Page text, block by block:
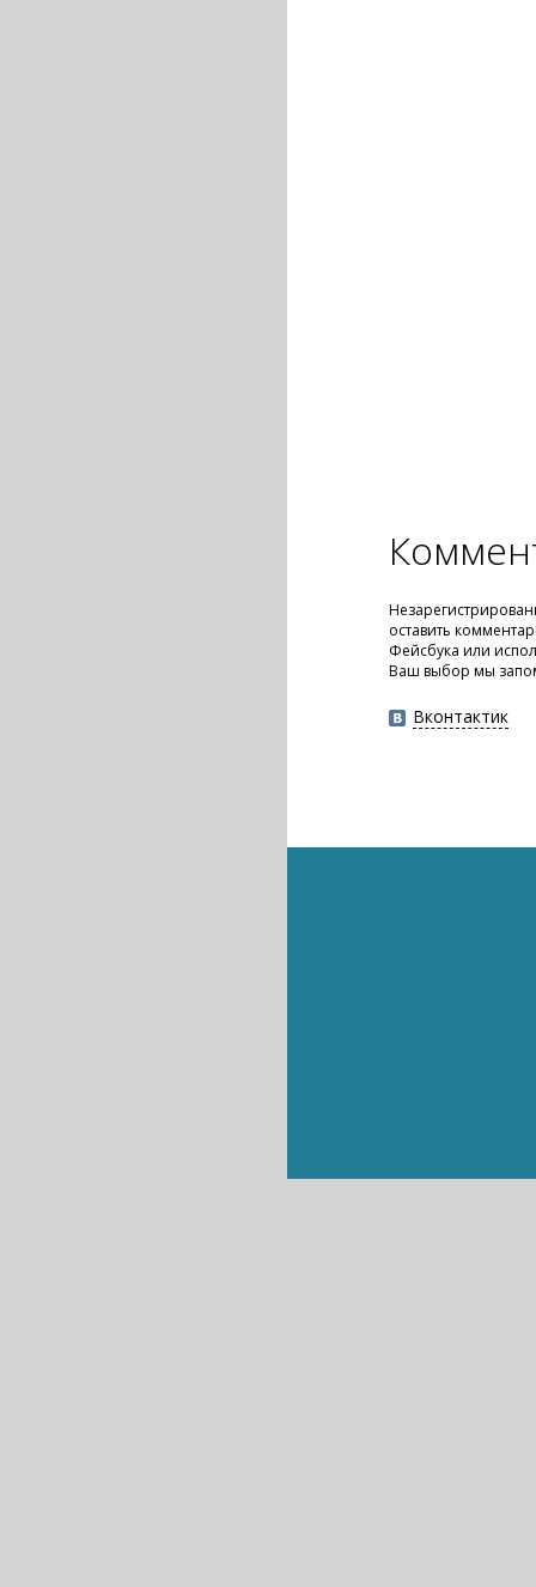
оставить
Фейсбука или
Ваш выбор мы
Вконтактик